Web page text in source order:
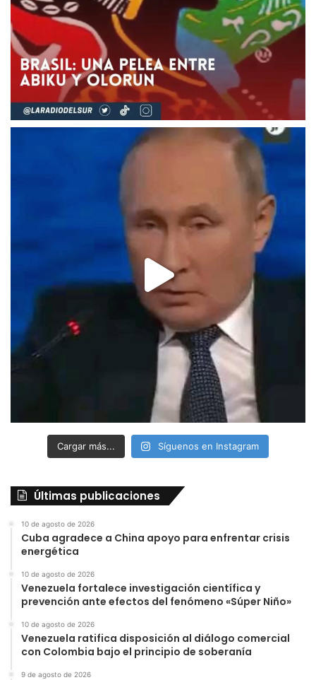
Cargar más... Síguenos en Instagram
Últimas publicaciones
10 de agosto de 2026
Cuba agradece a China apoyo para enfrentar crisis
energética
10 de agosto de 2026
Venezuela fortalece investigación científica y
prevención ante efectos del fenómeno «Súper Niño»
10 de agosto de 2026
Venezuela ratifica disposición al diálogo comercial
con Colombia bajo el principio de soberanía
9 de agosto de 2026